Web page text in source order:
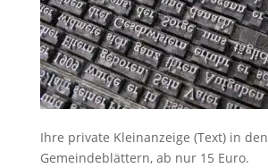
Ihre private Kleinanzeige (Text) in den
Gemeindeblättern, ab nur 15 Euro.